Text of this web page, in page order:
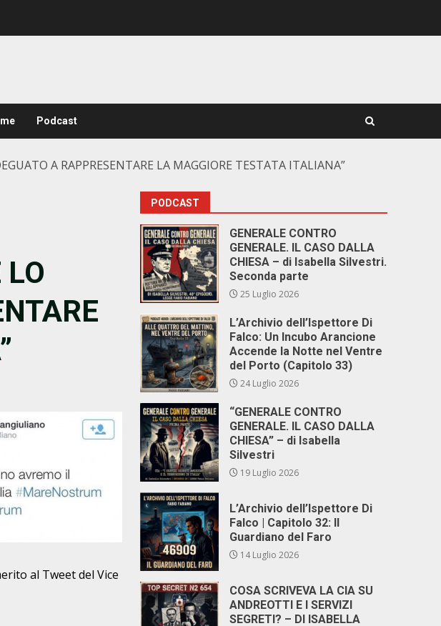
Podcast
A RAPPRESENTARE LA MAGGIORE TESTATA ITALIANA”
al Tweet del Vice
PODCAST
GENERALE CONTRO
GENERALE. IL CASO DALLA
CHIESA – di Isabella Silvestri.
Seconda parte
25 Luglio 2026
L’Archivio dell’Ispettore Di
Falco: Un Incubo Arancione
Accende la Notte nel Ventre
del Porto (Capitolo 33)
24 Luglio 2026
“GENERALE CONTRO
GENERALE. IL CASO DALLA
CHIESA” – di Isabella
Silvestri
19 Luglio 2026
L’Archivio dell’Ispettore Di
Falco | Capitolo 32: Il
Guardiano del Faro
14 Luglio 2026
COSA SCRIVEVA LA CIA SU
ANDREOTTI E I SERVIZI
SEGRETI? – DI ISABELLA